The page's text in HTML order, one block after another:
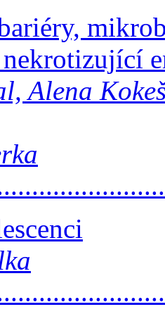
nekrotizující
Alena